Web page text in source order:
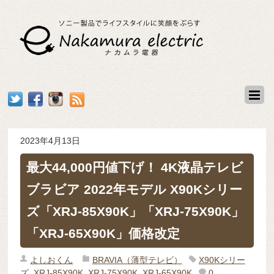
2023年4月13日
最大44,000円値下げ！ 4K液晶テレビ
ブラビア 2022年モデル X90Kシリー
ズ「XRJ-85X90K」「XRJ-75X90K」
「XRJ-65X90K」価格改定
よしおくん BRAVIA（薄型テレビ）
X90Kシリー